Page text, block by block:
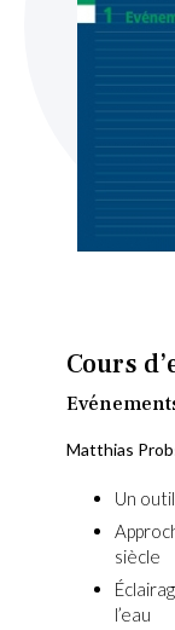
Cours
Matthias
Un
siècle
l’eau
beginning
of
the
gallery